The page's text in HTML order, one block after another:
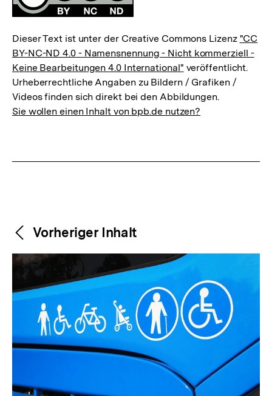
Dieser Text ist unter der Creative Commons Lizenz "CC
BY-NC-ND 4.0 - Namensnennung - Nicht kommerziell -
Keine Bearbeitungen 4.0 International" veröffentlicht.
Urheberrechtliche Angaben zu Bildern / Grafiken /
Videos finden sich direkt bei den Abbildungen.
Sie wollen einen Inhalt von bpb.de nutzen?
Weitere
Inhalte
Content-
Navigation
Vorheriger Inhalt